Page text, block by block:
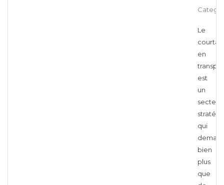
Le
en
est
un
secteur
qui
bien
plus
que